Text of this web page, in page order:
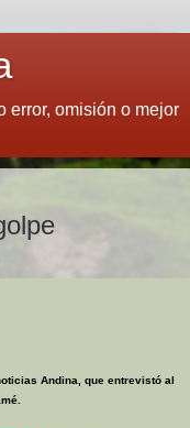
error, omisión o mejor
Andina, que entrevistó al